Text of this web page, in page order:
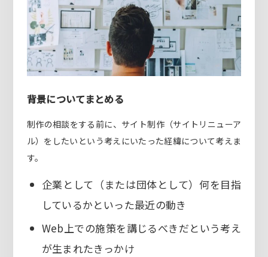
背景についてまとめる
制作の相談をする前に、サイト制作（サイトリニューア
ル）をしたいという考えにいたった経緯について考えま
す。
企業として（または団体として）何を目指
しているかといった最近の動き
Web上での施策を講じるべきだという考え
が生まれたきっかけ